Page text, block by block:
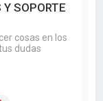
Y SOPORTE
cosas en los
dudas